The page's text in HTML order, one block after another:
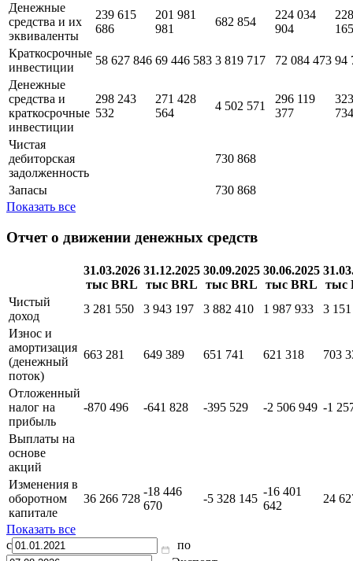
Денежные
средства и их
эквиваленты
239 615
686
201 981
981
682 854
224 034
904
165
Краткосрочные
инвестиции
58 627 846 69 446 583 3 819 717 72 084 473 94
Денежные
средства и
краткосрочные
инвестиции
298 243
532
271 428
564
4 502 571
296 119
377
734
Чистая
дебиторская
задолженность
730 868
Запасы
730 868
Показать все
Отчет о движении денежных средств
31.03.2026
тыс BRL
31.12.2025
тыс BRL
30.09.2025
тыс BRL
30.06.2025
тыс BRL
тыс
Чистый
доход
3 281 550 3 943 197 3 882 410 1 987 933
3
Износ и
амортизация
(денежный
поток)
663 281 649 389 651 741 621 318 703
Отложенный
налог на
прибыль
-870 496 -641 828 -395 529 -2 506 949 -1
Выплаты на
основе
акций
Изменения в
оборотном
капитале
36 266 728
-18 446
670
-5 328 145
-16 401
642
24
Показать все
с
по